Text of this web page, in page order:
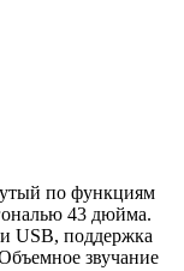
по функциям
43 дюйма.
USB, поддержка
звучание